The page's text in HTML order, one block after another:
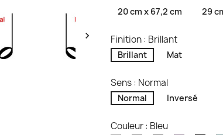

20 cm x 67,2 cm
29
Finition : Brillant
Brillant Mat
Sens : Normal
Normal Inversé
Couleur : Bleu